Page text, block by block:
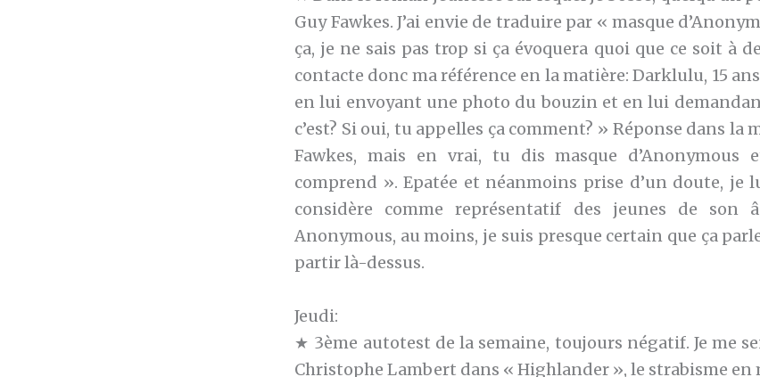
Guy Fawkes. J’ai envie de traduire par « masque
ça, je ne sais pas trop si ça évoquera quoi que ce soit à
contacte donc ma référence en la matière: Darklulu, 15
en lui envoyant une photo du bouzin et en lui
c’est? Si oui, tu appelles ça comment? » Réponse dans la
Fawkes, mais en vrai, tu dis masque
comprend ». Epatée et néanmoins prise d’un doute, je
considère comme représentatif des jeunes de son
Anonymous, au moins, je suis presque certain que ça
partir là-dessus.
Jeudi:
★ 3ème autotest de la semaine, toujours négatif. Je me
Christophe Lambert dans « Highlander », le strabisme en